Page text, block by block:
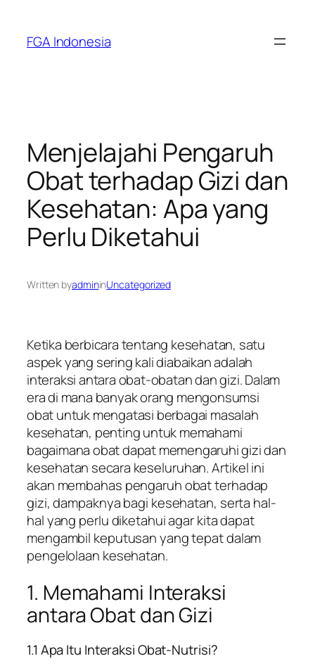
content
FGA Indonesia
Menjelajahi Pengaruh
Obat terhadap Gizi dan
Kesehatan: Apa yang
Perlu Diketahui
Written byadmininUncategorized
Ketika berbicara tentang kesehatan, satu
aspek yang sering kali diabaikan adalah
interaksi antara obat-obatan dan gizi. Dalam
era di mana banyak orang mengonsumsi
obat untuk mengatasi berbagai masalah
kesehatan, penting untuk memahami
bagaimana obat dapat memengaruhi gizi dan
kesehatan secara keseluruhan. Artikel ini
akan membahas pengaruh obat terhadap
gizi, dampaknya bagi kesehatan, serta hal-
hal yang perlu diketahui agar kita dapat
mengambil keputusan yang tepat dalam
pengelolaan kesehatan.
1. Memahami Interaksi
antara Obat dan Gizi
1.1 Apa Itu Interaksi Obat-Nutrisi?